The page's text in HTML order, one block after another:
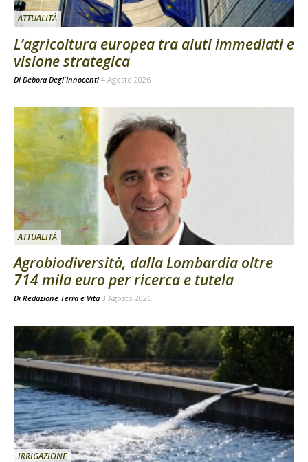
ATTUALITÀ
L’agricoltura europea tra aiuti immediati e
visione strategica
Di Debora Degl'Innocenti 4 Agosto 2026
ATTUALITÀ
Agrobiodiversità, dalla Lombardia oltre
714 mila euro per ricerca e tutela
Di Redazione Terra e Vita 3 Agosto 2026
IRRIGAZIONE